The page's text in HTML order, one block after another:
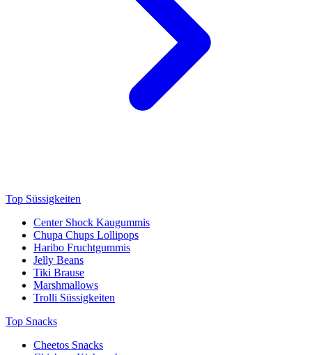
Top Süssigkeiten
Center Shock Kaugummis
Chupa Chups Lollipops
Haribo Fruchtgummis
Jelly Beans
Tiki Brause
Marshmallows
Trolli Süssigkeiten
Top Snacks
Cheetos Snacks